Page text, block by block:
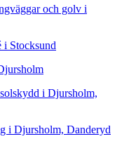
och golv i
i Stocksund
i Djursholm,
i Djursholm, Danderyd